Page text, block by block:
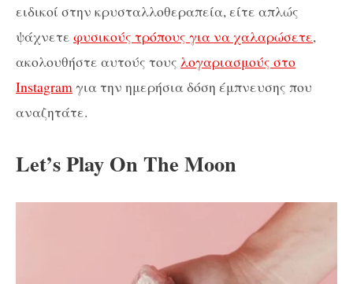
ειδικοί στην κρυσταλλοθεραπεία, είτε απλώς
ψάχνετε φυσικούς τρόπους για να χαλαρώσετε,
ακολουθήστε αυτούς τους λογαριασμούς στο
Instagram για την ημερήσια δόση έμπνευσης που
αναζητάτε.
Let’s Play On The Moon